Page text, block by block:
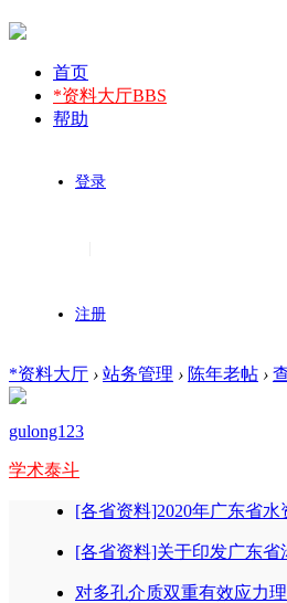
首页
*资料大厅BBS
帮助
登录
注册
*资料大厅 › 站务管理 › 陈年老帖 ›
gulong123
学术泰斗
[各省资料]2020年广东省水
[各省资料]关于印发广东省
对多孔介质双重有效应力